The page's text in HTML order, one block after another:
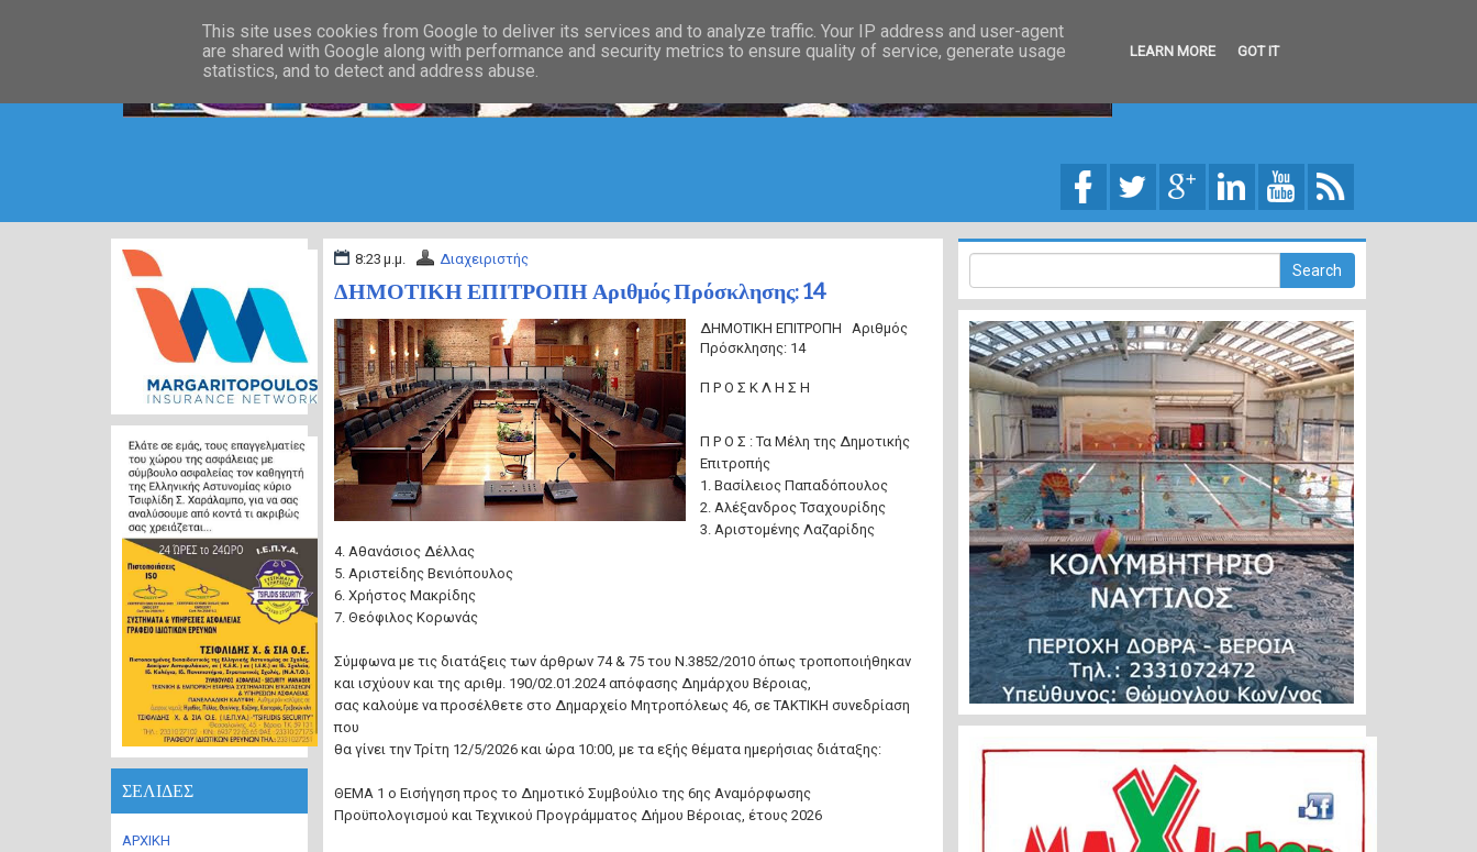
8:23 μ.μ. Διαχειριστής
ΔΗΜΟΤΙΚΗ ΕΠΙΤΡΟΠΗ Αριθμός Πρόσκλησης: 14
ΔΗΜΟΤΙΚΗ ΕΠΙΤΡΟΠΗ Αριθμός
Πρόσκλησης: 14
Π Ρ Ο Σ Κ Λ Η Σ Η
Π Ρ Ο Σ : Τα Μέλη της Δημοτικής
Επιτροπής
1. Βασίλειος Παπαδόπουλος
2. Αλέξανδρος Τσαχουρίδης
3. Αριστομένης Λαζαρίδης
4. Αθανάσιος Δέλλας
5. Αριστείδης Βενιόπουλος
6. Χρήστος Μακρίδης
7. Θεόφιλος Κορωνάς
Σύμφωνα με τις διατάξεις των άρθρων 74 & 75 του Ν.3852/2010 όπως τροποποιήθηκαν
και ισχύουν και της αριθμ. 190/02.01.2024 απόφασης Δημάρχου Βέροιας,
σας καλούμε να προσέλθετε στο Δημαρχείο Μητροπόλεως 46, σε ΤΑΚΤΙΚΗ συνεδρίαση
που
θα γίνει την Τρίτη 12/5/2026 και ώρα 10:00, με τα εξής θέματα ημερήσιας διάταξης:
ΘΕΜΑ 1 ο Εισήγηση προς το Δημοτικό Συμβούλιο της 6ης Αναμόρφωσης
Προϋπολογισμού και Τεχνικού Προγράμματος Δήμου Βέροιας, έτους 2026
ΣΕΛΙΔΕΣ
ΑΡΧΙΚΗ
This site uses cookies from Google to deliver its services and to analyze traffic. Your IP address and user-agent
are shared with Google along with performance and security metrics to ensure quality of service, generate usage
statistics, and to detect and address abuse.
LEARN MORE GOT IT